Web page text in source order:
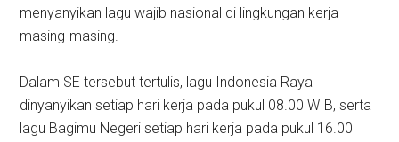
menyanyikan lagu wajib nasional di lingkungan kerja
masing-masing.
Dalam SE tersebut tertulis, lagu Indonesia Raya
dinyanyikan setiap hari kerja pada pukul 08.00 WIB, serta
lagu Bagimu Negeri setiap hari kerja pada pukul 16.00